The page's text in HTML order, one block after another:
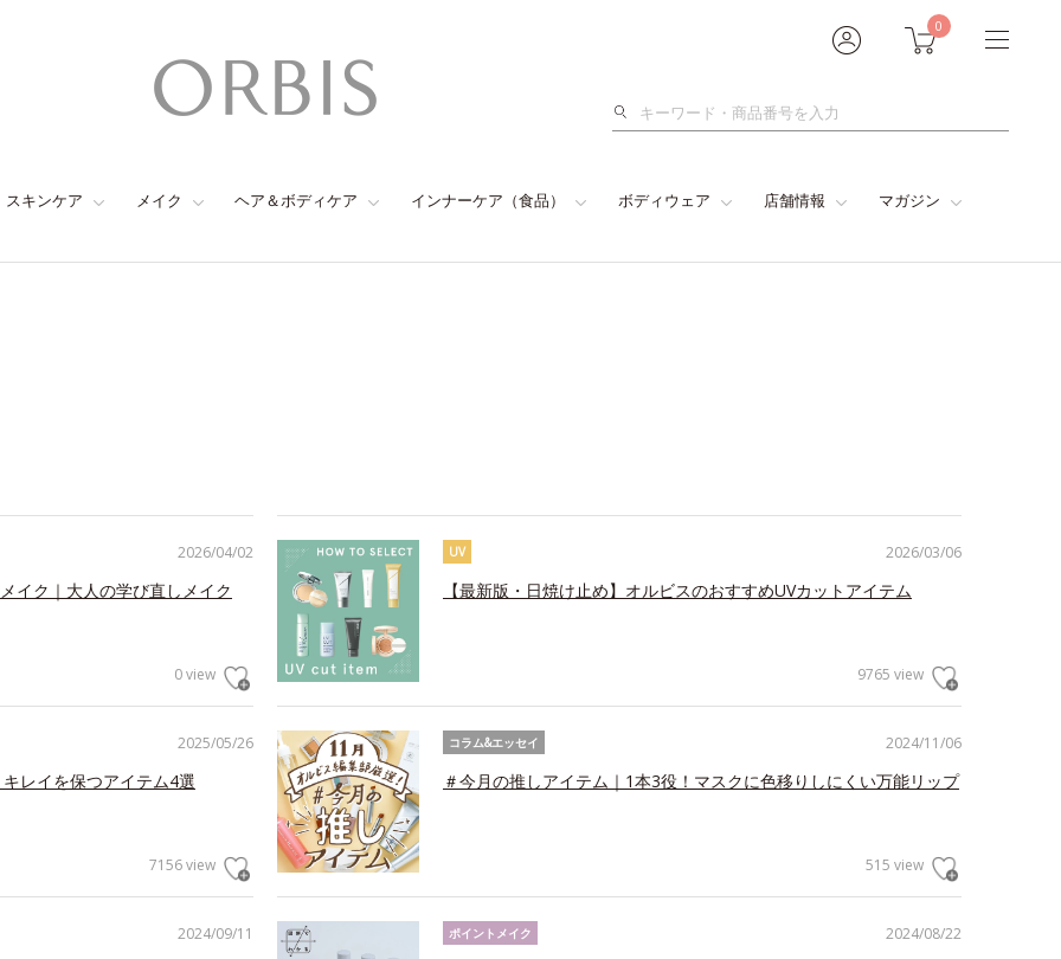
0
検
スキンケア メイク ヘア＆ボディケア インナーケア（食品） ボディウェア 店舗情報 マガジン
2026/04/02
イク｜大人の学び直しメイク
0 view
2026/03/06
UV
【最新版・日焼け止め】オルビスのおすすめUVカットアイテム
9765 view
2025/05/26
レイを保つアイテム4選
7156 view
2024/11/06
コラム&エッセイ
＃今月の推しアイテム｜1本3役！マスクに色移りしにくい万能リップ
515 view
2024/09/11 2024/08/22
ポイントメイク